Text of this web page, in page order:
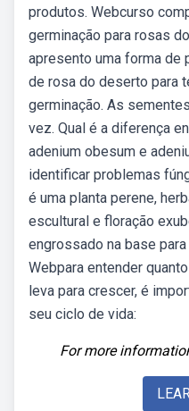
produtos. Webcurso
germinação para rosas
apresento uma forma de
de rosa do deserto para
germinação. As
vez. Qual é a diferença
adenium obesum e
identificar problemas
é uma planta perene,
escultural e floração
engrossado na base
Webpara entender
leva para crescer, é
seu ciclo de vida:
For more